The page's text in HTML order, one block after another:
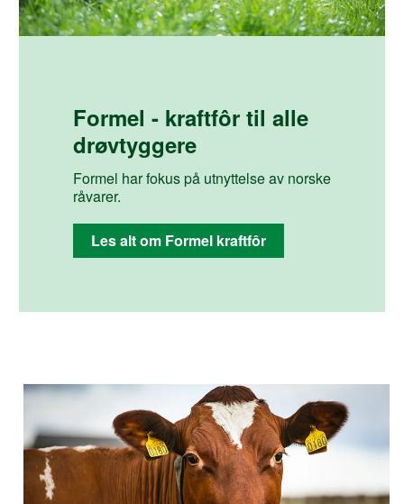
Formel - kraftfôr til alle
drøvtyggere
Formel har fokus på utnyttelse av norske
råvarer.
Les alt om Formel kraftfôr